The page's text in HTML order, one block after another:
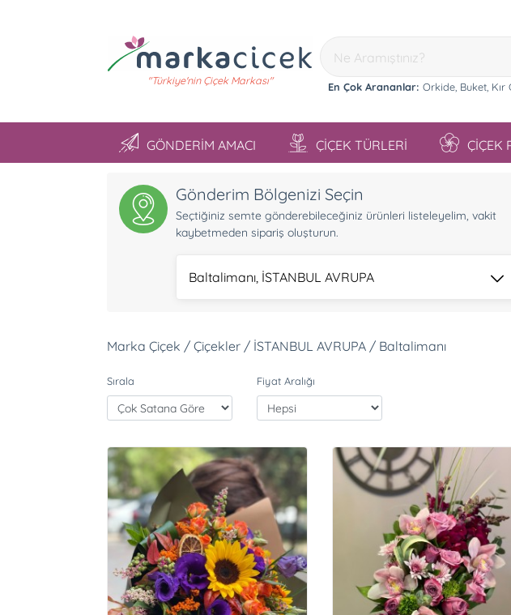
"Türkiye'nin Çiçek Markası" En Çok Arananlar: Orkide, Buket, Kır
GÖNDERİM AMACI ÇİÇEK TÜRLERİ ÇİÇEK
Gönderim Bölgenizi Seçin
Seçtiğiniz semte gönderebileceğiniz ürünleri listeleyelim, vakit
kaybetmeden sipariş oluşturun.
Baltalimanı, İSTANBUL AVRUPA
Marka Çiçek / Çiçekler / İSTANBUL AVRUPA / Baltalimanı
Sırala Fiyat Aralığı